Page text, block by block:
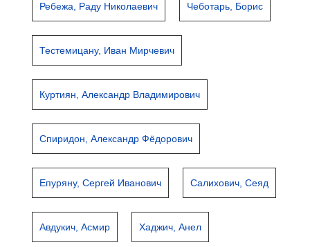
Ребежа, Раду Николаевич Чеботарь, Борис
Тестемицану, Иван Мирчевич
Куртиян, Александр Владимирович
Спиридон, Александр Фёдорович
Епуряну, Сергей Иванович Салихович, Сеяд
Авдукич, Асмир Хаджич, Анел